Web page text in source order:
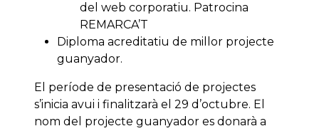
del web corporatiu. Patrocina
REMARCA’T
Diploma acreditatiu de millor projecte
guanyador.
El període de presentació de projectes
s’inicia avui i finalitzarà el 29 d’octubre. El
nom del projecte guanyador es donarà a